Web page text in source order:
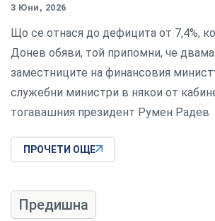
3 Юни, 2026
Що се отнася до дефицита от 7,4%,
Донев обяви, той припомни, че
заместниците на финансовия
служебни министри в някои от
тогавашния президент Румен Радев
ПРОЧЕТИ ОЩЕ
Предишна